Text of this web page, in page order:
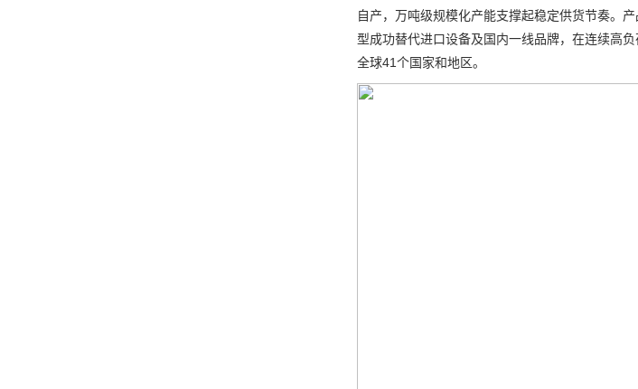
自产，万吨级规模化产能支撑起稳定供货节奏。
型成功替代进口设备及国内一线品牌，在连续高
全球41个国家和地区。